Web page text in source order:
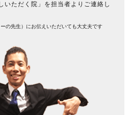
いただく院」を担当者よりご連絡し
の先生）にお伝えいただいても大丈夫です